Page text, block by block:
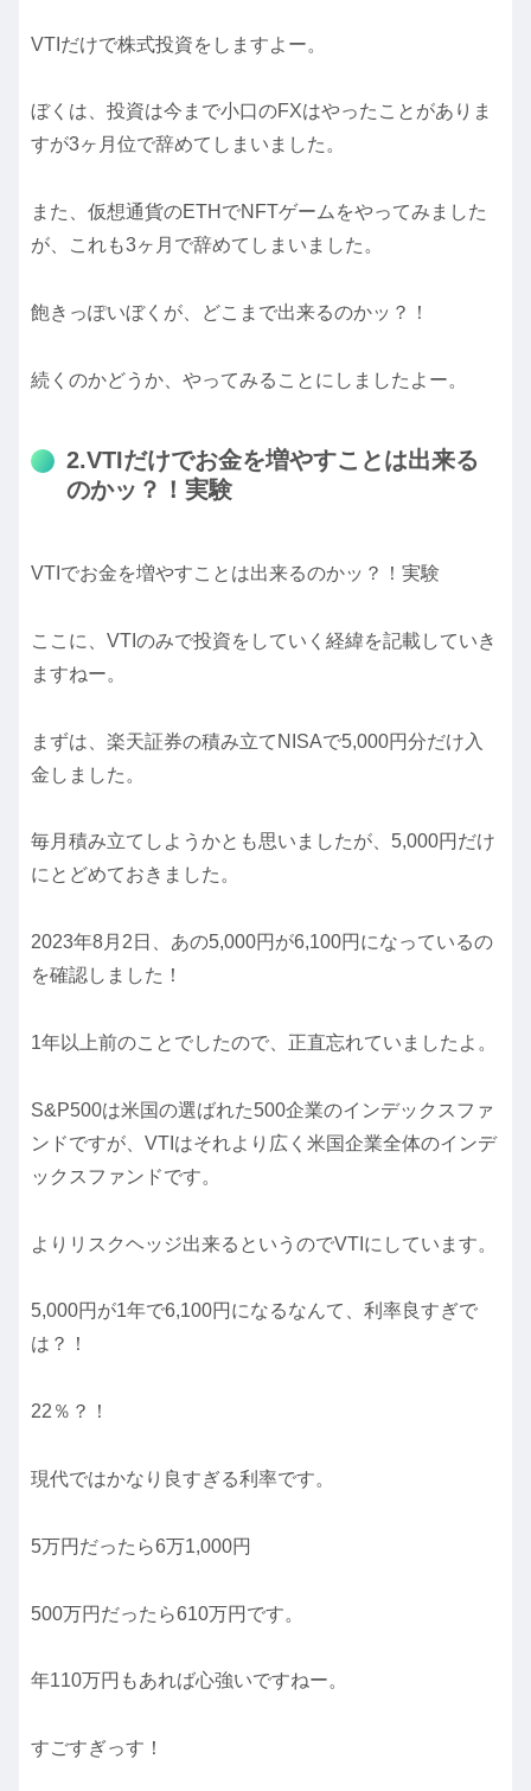
VTIだけで株式投資をしますよー。
ぼくは、投資は今まで小口のFXはやったことがありま
すが3ヶ月位で辞めてしまいました。
また、仮想通貨のETHでNFTゲームをやってみました
が、これも3ヶ月で辞めてしまいました。
飽きっぽいぼくが、どこまで出来るのかッ？！
続くのかどうか、やってみることにしましたよー。
2.VTIだけでお金を増やすことは出来る
のかッ？！実験
VTIでお金を増やすことは出来るのかッ？！実験
ここに、VTIのみで投資をしていく経緯を記載していき
ますねー。
まずは、楽天証券の積み立てNISAで5,000円分だけ入
金しました。
毎月積み立てしようかとも思いましたが、5,000円だけ
にとどめておきました。
2023年8月2日、あの5,000円が6,100円になっているの
を確認しました！
1年以上前のことでしたので、正直忘れていましたよ。
S&P500は米国の選ばれた500企業のインデックスファ
ンドですが、VTIはそれより広く米国企業全体のインデ
ックスファンドです。
よりリスクヘッジ出来るというのでVTIにしています。
5,000円が1年で6,100円になるなんて、利率良すぎで
は？！
22％？！
現代ではかなり良すぎる利率です。
5万円だったら6万1,000円
500万円だったら610万円です。
年110万円もあれば心強いですねー。
すごすぎっす！